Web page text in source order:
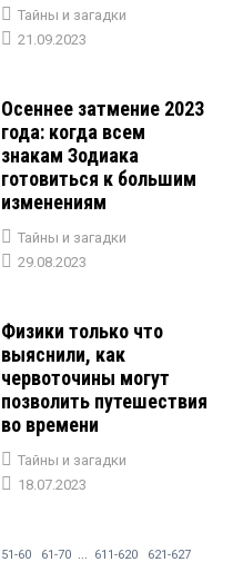
Тайны и загадки
21.09.2023
Осеннее затмение 2023
года: когда всем
знакам Зодиака
готовиться к большим
изменениям
Тайны и загадки
29.08.2023
Физики только что
выяснили, как
червоточины могут
позволить путешествия
во времени
Тайны и загадки
18.07.2023
51-60 61-70 611-620 621-627